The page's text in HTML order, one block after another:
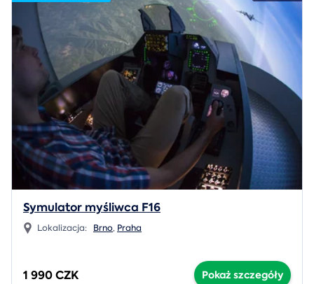
Symulator myśliwca F16
Lokalizacja: Brno, Praha
1 990 CZK Pokaż szczegóły